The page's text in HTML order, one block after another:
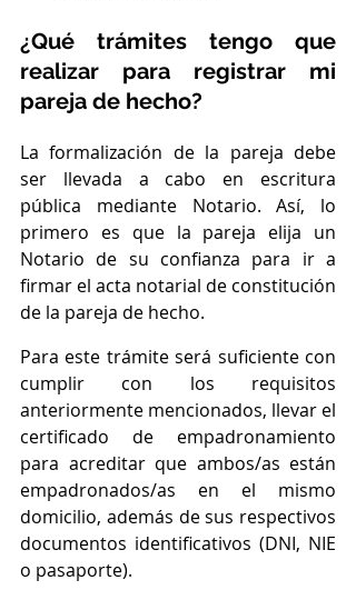
¿Qué trámites tengo que
realizar para registrar mi
pareja de hecho?
La formalización de la pareja debe
ser llevada a cabo en escritura
pública mediante Notario. Así, lo
primero es que la pareja elija un
Notario de su confianza para ir a
firmar el acta notarial de constitución
de la pareja de hecho.
Para este trámite será suficiente con
cumplir con los requisitos
anteriormente mencionados, llevar el
certificado de empadronamiento
para acreditar que ambos/as están
empadronados/as en el mismo
domicilio, además de sus respectivos
documentos identificativos (DNI, NIE
o pasaporte).